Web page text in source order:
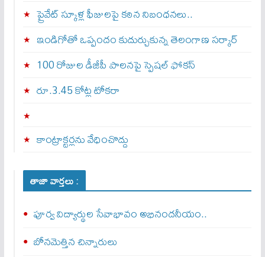
ప్రైవేట్ స్కూళ్ల ఫీజులపై కఠిన నిబంధనలు..
ఇండిగోతో ఒప్పందం కుదుర్చుకున్న తెలంగాణ స‌ర్కార్
100 రోజుల డీజీపీ పాలనపై స్పెషల్ ఫోకస్
రూ.3.45 కోట్ల టోకరా
కాంట్రాక్టర్లను వేధించొద్దు
తాజా వార్తలు :
పూర్వ విద్యార్థుల సేవాభావం అభినందనీయం..
బోన‌మెత్తిన చిన్నారులు